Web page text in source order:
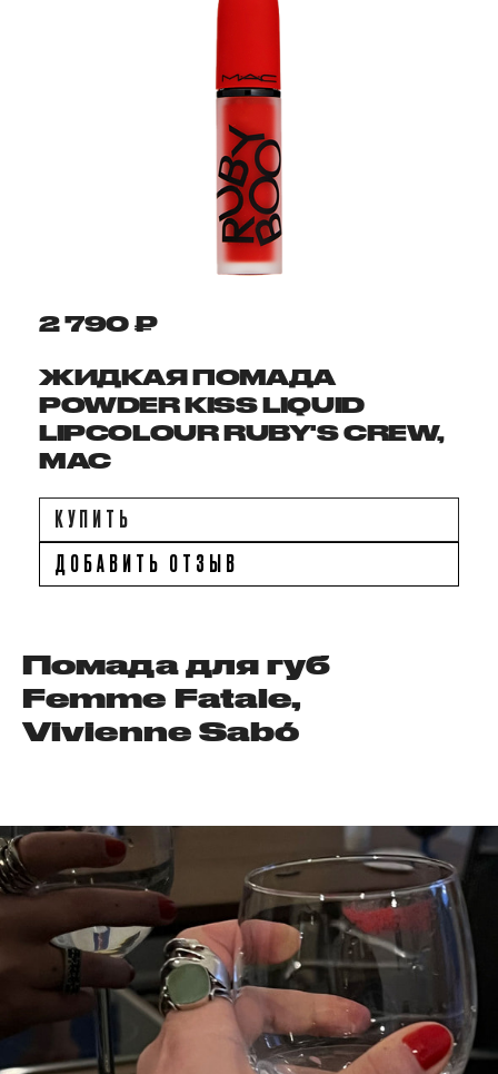
2 790 ₽
ЖИДКАЯ ПОМАДА
POWDER KISS LIQUID
LIPCOLOUR RUBY'S CREW,
MAC
КУПИТЬ
ДОБАВИТЬ ОТЗЫВ
Помада для губ
Femme Fatale,
Vivienne Sabó